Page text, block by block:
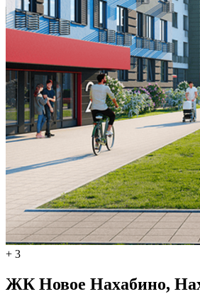
+ 3
ЖК Новое Нахабино,